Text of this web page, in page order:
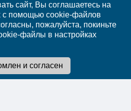
на прием
сайт, Вы соглашаетесь на
с помощью cookie-файлов
пожалуйста, покиньте
файлы в настройках